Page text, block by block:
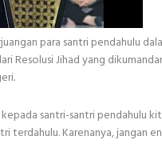
para santri pendahulu
Resolusi Jihad yang
santri-santri pendahulu
terdahulu. Karenanya, jangan